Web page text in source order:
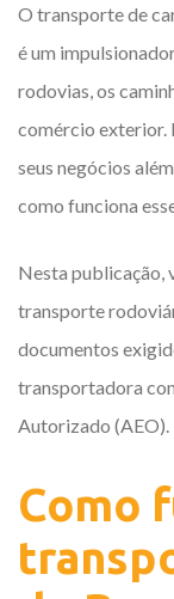
O transporte de
é um
rodovias, os
comércio exterior.
seus negócios
como funciona
Nesta publicação,
transporte
documentos
transportadora
Autorizado (AEO).
Como